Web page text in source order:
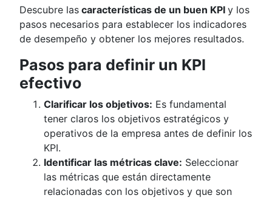
Descubre las características de un buen KPIy los
pasos necesarios para establecer los indicadores
de desempeño y obtener los mejores resultados.
Pasos para definir un KPI
efectivo
Clarificar los objetivos: Es fundamental
tener claros los objetivos estratégicos y
operativos de la empresa antes de definir los
KPI.
Identificar las métricas clave: Seleccionar
las métricas que están directamente
relacionadas con los objetivos y que son